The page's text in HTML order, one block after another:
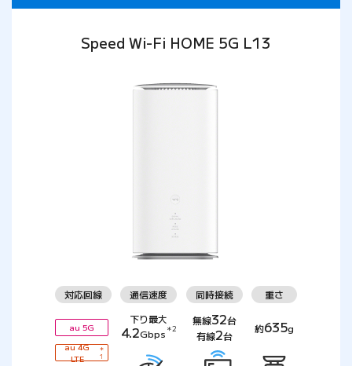
Speed Wi-Fi HOME 5G L13
対応回線
au 5G
au 4G
LTE
＊
1
通信速度
下り最大
4.2Gbps ＊2
同時接続
無線32台
有線2台
重さ
約635g